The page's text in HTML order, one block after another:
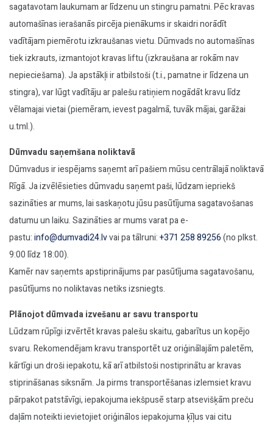
sagatavotam laukumam ar līdzenu un stingru pamatni. Pēc kravas
automašīnas ierašanās pircēja pienākums ir skaidri norādīt
vadītājam piemērotu izkraušanas vietu. Dūmvads no automašīnas
tiek izkrauts, izmantojot kravas liftu (izkraušana ar rokām nav
nepieciešama). Ja apstākļi ir atbilstoši (t.i., pamatne ir līdzena un
stingra), var lūgt vadītāju ar palešu ratiņiem nogādāt kravu līdz
vēlamajai vietai (piemēram, ievest pagalmā, tuvāk mājai, garāžai
u.tml.).
Dūmvadu saņemšana noliktavā
Dūmvadus ir iespējams saņemt arī pašiem mūsu centrālajā noliktavā
Rīgā. Ja izvēlēsieties dūmvadu saņemt paši, lūdzam iepriekš
sazināties ar mums, lai saskaņotu jūsu pasūtījuma sagatavošanas
datumu un laiku. Sazināties ar mums varat pa e-
pastu:info@dumvadi24.lvvai pa tālruni:+371 258 89256(no plkst.
9:00 līdz 18:00).
Kamēr nav saņemts apstiprinājums par pasūtījuma sagatavošanu,
pasūtījums no noliktavas netiks izsniegts.
Plānojot dūmvada izvešanu ar savu transportu
Lūdzam rūpīgi izvērtēt kravas palešu skaitu, gabarītus un kopējo
svaru. Rekomendējam kravu transportēt uz oriģinālajām paletēm,
kārtīgi un droši iepakotu, kā arī atbilstoši nostiprinātu ar kravas
stiprināšanas siksnām. Ja pirms transportēšanas izlemsiet kravu
pārpakot patstāvīgi, iepakojuma iekšpusē starp atsevišķām preču
daļām noteikti ievietojiet oriģinālos iepakojuma ķīļus vai citu